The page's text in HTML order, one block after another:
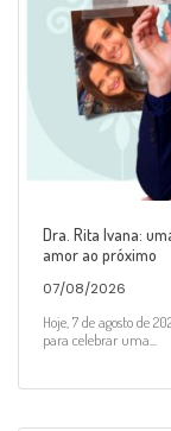
Dra. Rita Ivana:
amor ao próximo
07/08/2026
Hoje, 7 de agosto de
para celebrar uma...